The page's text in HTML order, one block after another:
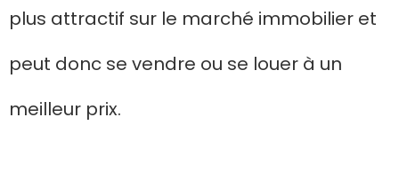
plus attractif sur le marché immobilier et
peut donc se vendre ou se louer à un
meilleur prix.